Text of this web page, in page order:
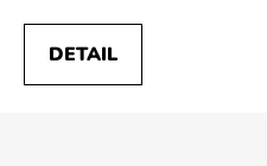
DETAIL